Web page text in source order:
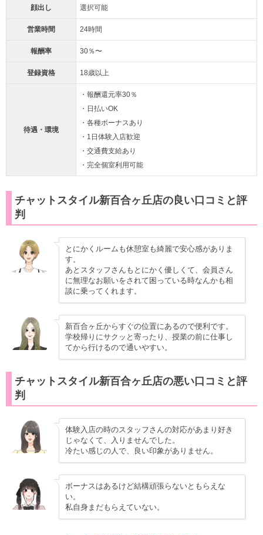
顔出し 選択可能
営業時間 24時間
報酬率 30％〜
登録資格 18歳以上
待遇・環境
・報酬還元率30％
・日払いOK
・各種ボーナスあり
・1日体験入店歓迎
・交通費支給あり
・完全個室利用可能
チャットスタイル新百合ヶ丘店の良い口コミと評
判
とにかくルームも休憩室も綺麗で安心感がありま
す。
あとスタッフさんもとにかく優しくて、会員さん
に無理なお願いをされて困っている時なんかも相
談に乗ってくれます。
新百合ヶ丘からすぐの位置にあるので便利です。
学校帰りにサクッと寄ったり、授業の前に仕事し
てから行けるので通いやすい。
チャットスタイル新百合ヶ丘店の悪い口コミと評
判
体験入店の時のスタッフさんの対応があまり好き
じゃなくて、入りませんでした。
冷たい感じの人で、良い印象がありません。
ボーナスはあるけど結構頑張らないともらえな
い。
私自身まだもらえていない。